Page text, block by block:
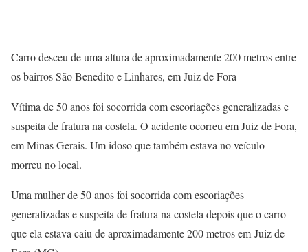
Carro desceu de uma altura de aproximadamente 200 metros entre
os bairros São Benedito e Linhares, em Juiz de Fora
Vítima de 50 anos foi socorrida com escoriações generalizadas e
suspeita de fratura na costela. O acidente ocorreu em Juiz de Fora,
em Minas Gerais. Um idoso que também estava no veículo
morreu no local.
Uma mulher de 50 anos foi socorrida com escoriações
generalizadas e suspeita de fratura na costela depois que o carro
que ela estava caiu de aproximadamente 200 metros em Juiz de